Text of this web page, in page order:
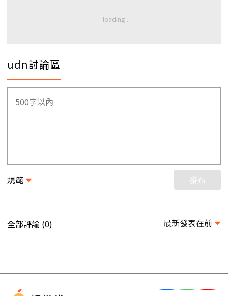
udn討論區
規範 發布
全部評論 (0) 最新發表在前